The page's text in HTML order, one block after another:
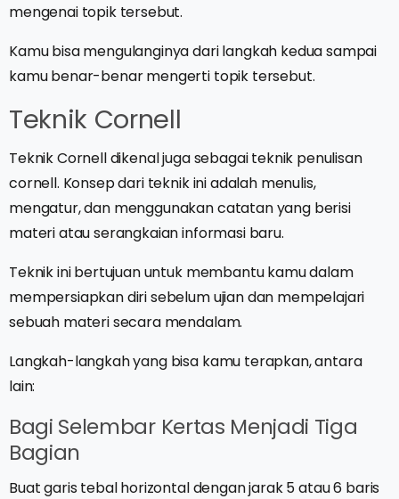
mengenai topik tersebut.
Kamu bisa mengulanginya dari langkah kedua sampai
kamu benar-benar mengerti topik tersebut.
Teknik Cornell
Teknik Cornell dikenal juga sebagai teknik penulisan
cornell. Konsep dari teknik ini adalah menulis,
mengatur, dan menggunakan catatan yang berisi
materi atau serangkaian informasi baru.
Teknik ini bertujuan untuk membantu kamu dalam
mempersiapkan diri sebelum ujian dan mempelajari
sebuah materi secara mendalam.
Langkah-langkah yang bisa kamu terapkan, antara
lain:
Bagi Selembar Kertas Menjadi Tiga
Bagian
Buat garis tebal horizontal dengan jarak 5 atau 6 baris